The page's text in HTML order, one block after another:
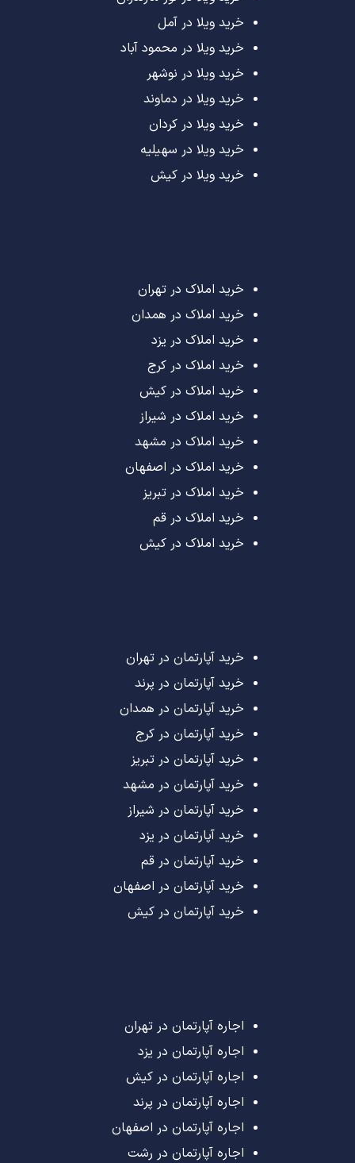
خرید ویلا در آمل
خرید ویلا در محمود آباد
خرید ویلا در نوشهر
خرید ویلا در دماوند
خرید ویلا در کردان
خرید ویلا در سهیلیه
خرید ویلا در کیش
خرید املاک در تهران
خرید املاک در همدان
خرید املاک در یزد
خرید املاک در کرج
خرید املاک در کیش
خرید املاک در شیراز
خرید املاک در مشهد
خرید املاک در اصفهان
خرید املاک در تبریز
خرید املاک در قم
خرید املاک در کیش
خرید آپارتمان در تهران
خرید آپارتمان در پرند
خرید آپارتمان در همدان
خرید آپارتمان در کرج
خرید آپارتمان در تبریز
خرید آپارتمان در مشهد
خرید آپارتمان در شیراز
خرید آپارتمان در یزد
خرید آپارتمان در قم
خرید آپارتمان در اصفهان
خرید آپارتمان در کیش
اجاره آپارتمان در تهران
اجاره آپارتمان در یزد
اجاره آپارتمان در کیش
اجاره آپارتمان در پرند
اجاره آپارتمان در اصفهان
اجاره آپارتمان در رشت